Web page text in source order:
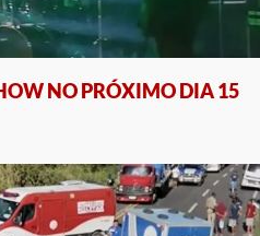
NO PRÓXIMO DIA 15